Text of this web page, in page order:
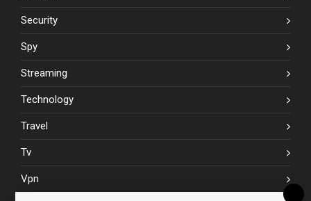
Security
Spy
Streaming
Technology
Travel
Tv
Vpn